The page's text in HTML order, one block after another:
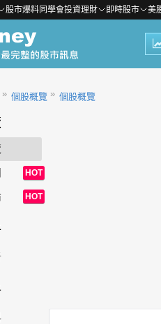
股市爆料同學會投資理財 即時股市 美
個股概覽 個股概覽
HOT
HOT